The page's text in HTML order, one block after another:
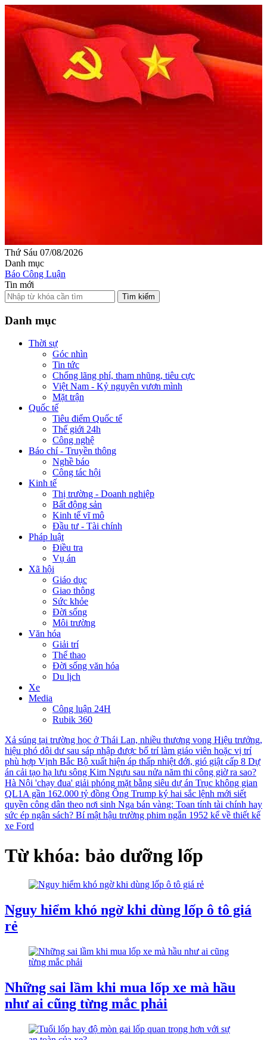
Thứ Sáu 07/08/2026
Danh mục
Báo Công Luận
Tin mới
Tìm kiếm
Danh mục
Thời sự
Góc nhìn
Tin tức
Chống lãng phí, tham nhũng, tiêu cực
Việt Nam - Kỷ nguyên vươn mình
Mặt trận
Quốc tế
Tiêu điểm Quốc tế
Thế giới 24h
Công nghệ
Báo chí - Truyền thông
Nghề báo
Công tác hội
Kinh tế
Thị trường - Doanh nghiệp
Bất động sản
Kinh tế vĩ mô
Đầu tư - Tài chính
Pháp luật
Điều tra
Vụ án
Xã hội
Giáo dục
Giao thông
Sức khỏe
Đời sống
Môi trường
Văn hóa
Giải trí
Thể thao
Đời sống văn hóa
Du lịch
Xe
Media
Công luận 24H
Rubik 360
Xả súng tại trường học ở Thái Lan, nhiều thương vong Hiệu trưởng,
hiệu phó dôi dư sau sáp nhập được bố trí làm giáo viên hoặc vị trí
phù hợp Vịnh Bắc Bộ xuất hiện áp thấp nhiệt đới, gió giật cấp 8 Dự
án cải tạo hạ lưu sông Kim Ngưu sau nửa năm thi công giờ ra sao?
Hà Nội 'chạy đua' giải phóng mặt bằng siêu dự án Trục không gian
QL1A gần 162.000 tỷ đồng Ông Trump ký hai sắc lệnh mới siết
quyền công dân theo nơi sinh Nga bán vàng: Toan tính tài chính hay
sức ép ngân sách? Bí mật hậu trường phim ngắn 1952 kể về thiết kế
xe Ford
Từ khóa: bảo dưỡng lốp
Nguy hiểm khó ngờ khi dùng lốp ô tô giá
rẻ
Những sai lầm khi mua lốp xe mà hầu
như ai cũng từng mắc phải